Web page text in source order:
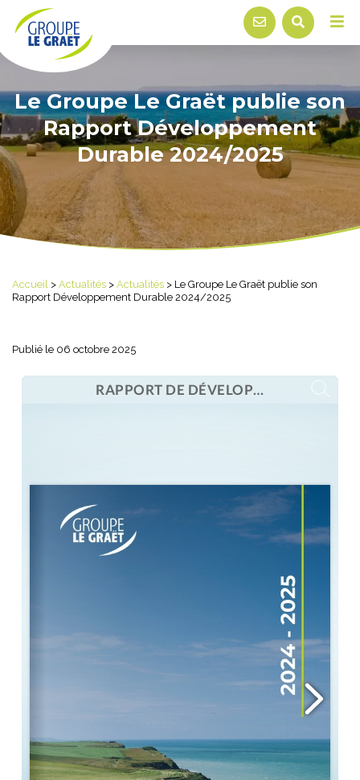
Le Groupe Le Graët publie son
Rapport Développement
Durable 2024/2025
Accueil > Actualités > Actualités > Le Groupe Le Graët publie son
Rapport Développement Durable 2024/2025
Publié le 06 octobre 2025